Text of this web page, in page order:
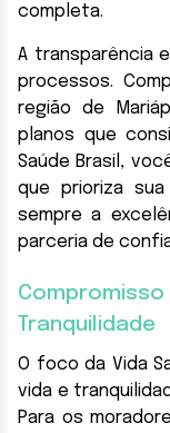
completa.
A transparência
processos.
região de
planos que
Saúde Brasil,
que prioriza
sempre a
parceria de
Tranquilidade
O foco da Vida
vida e
Para os